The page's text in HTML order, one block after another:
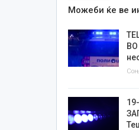
Можеби ќе ве
ВО